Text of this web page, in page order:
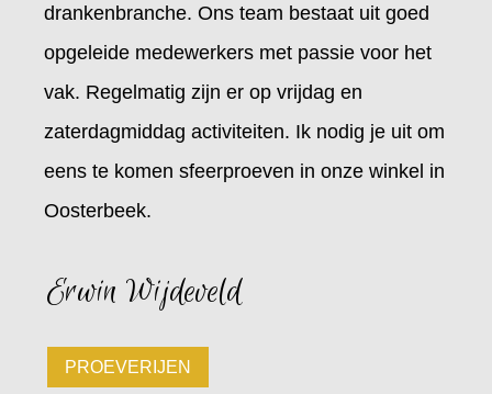
drankenbranche. Ons team bestaat uit goed
opgeleide medewerkers met passie voor het
vak. Regelmatig zijn er op vrijdag en
zaterdagmiddag activiteiten. Ik nodig je uit om
eens te komen sfeerproeven in onze winkel in
Oosterbeek.
Erwin Wijdeveld
PROEVERIJEN